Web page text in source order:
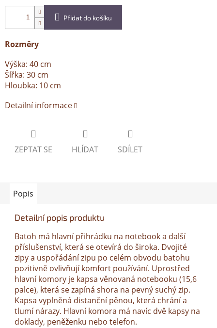
Přidat do košíku
Rozměry
Výška: 40 cm
Šířka: 30 cm
Hloubka: 10 cm
Detailní informace
ZEPTAT SE HLÍDAT SDÍLET
Popis
Detailní popis produktu
Batoh má hlavní přihrádku na notebook a další
příslušenství, která se otevírá do široka. Dvojité
zipy a uspořádání zipu po celém obvodu batohu
pozitivně ovlivňují komfort používání. Uprostřed
hlavní komory je kapsa věnovaná notebooku (15,6
palce), která se zapíná shora na pevný suchý zip.
Kapsa vyplněná distanční pěnou, která chrání a
tlumí nárazy. Hlavní komora má navíc dvě kapsy na
doklady, peněženku nebo telefon.